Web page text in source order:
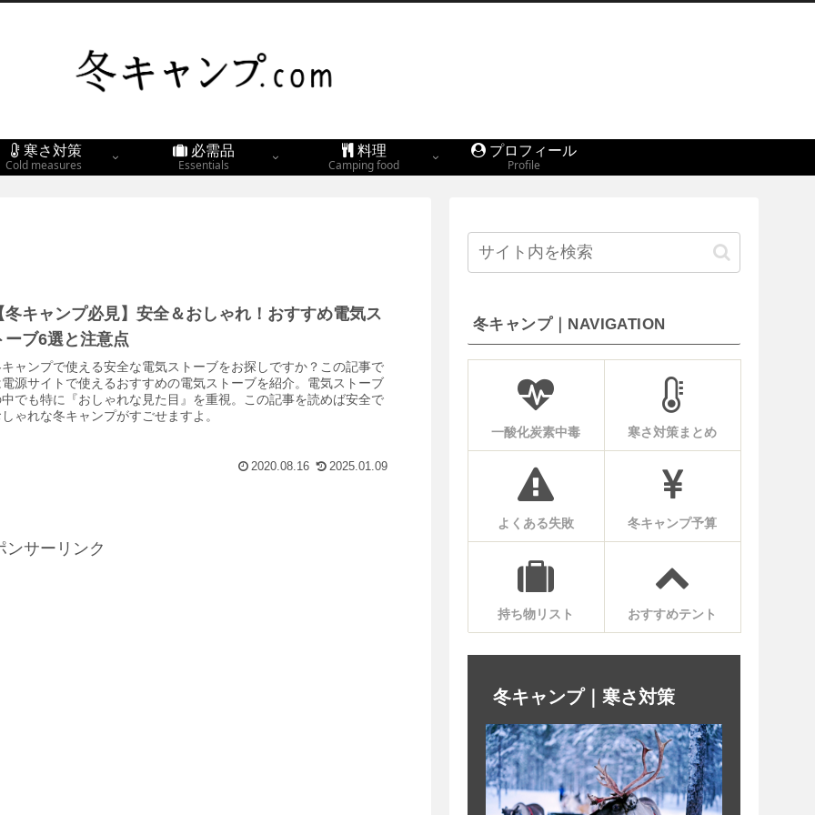
寒さ対策
Cold measures
必需品
Essentials
料理
Camping food
プロフィール
Profile
冬キャンプ必見】安全＆おしゃれ！おすすめ電気ス
ーブ6選と注意点
ャンプで使える安全な電気ストーブをお探しですか？この記事で
源サイトで使えるおすすめの電気ストーブを紹介。電気ストーブ
でも特に『おしゃれな見た目』を重視。この記事を読めば安全で
ゃれな冬キャンプがすごせますよ。
2020.08.16 2025.01.09
ンサーリンク
冬キャンプ｜NAVIGATION
一酸化炭素中毒 寒さ対策まとめ
よくある失敗 冬キャンプ予算
持ち物リスト おすすめテント
冬キャンプ｜寒さ対策